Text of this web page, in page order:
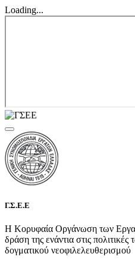
Loading...
Γ.Σ.Ε.Ε
Η Κορυφαία Οργάνωση των
δράση της ενάντια στις
δογματικού νεοφιλελευθερισμού